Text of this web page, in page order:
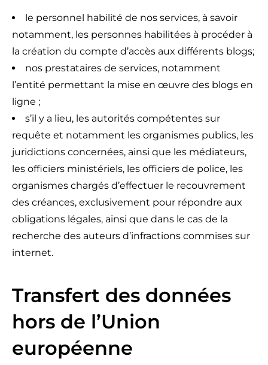
le personnel habilité de nos services, à savoir
notamment, les personnes habilitées à procéder à
la création du compte d’accès aux différents blogs;
nos prestataires de services, notamment
l’entité permettant la mise en œuvre des blogs en
ligne ;
s’il y a lieu, les autorités compétentes sur
requête et notamment les organismes publics, les
juridictions concernées, ainsi que les médiateurs,
les officiers ministériels, les officiers de police, les
organismes chargés d’effectuer le recouvrement
des créances, exclusivement pour répondre aux
obligations légales, ainsi que dans le cas de la
recherche des auteurs d’infractions commises sur
internet.
Transfert des données
hors de l’Union
européenne